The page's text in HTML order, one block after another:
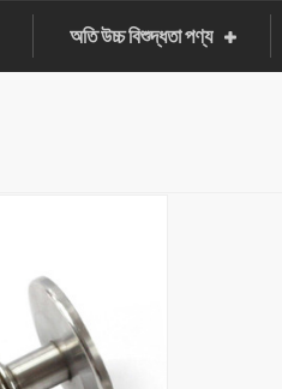
অতি উচ্চ বিশুদ্ধতা পণ্য